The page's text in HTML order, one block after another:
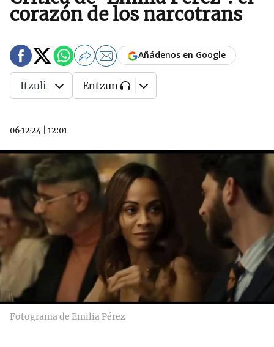
corazón de los narcotrans
06·12·24 12:01
Añádenos en Google
Itzuli Entzun
Fotograma de Emilia Pérez